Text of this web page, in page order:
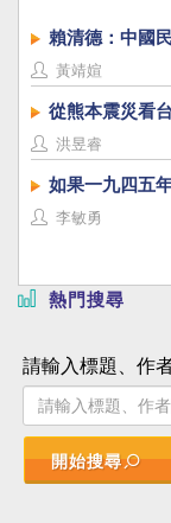
賴清德：中國
黃靖媗
從熊本震災看
洪昱睿
如果一九四五
李敏勇
熱門搜尋
請輸入標題、作
開始搜尋